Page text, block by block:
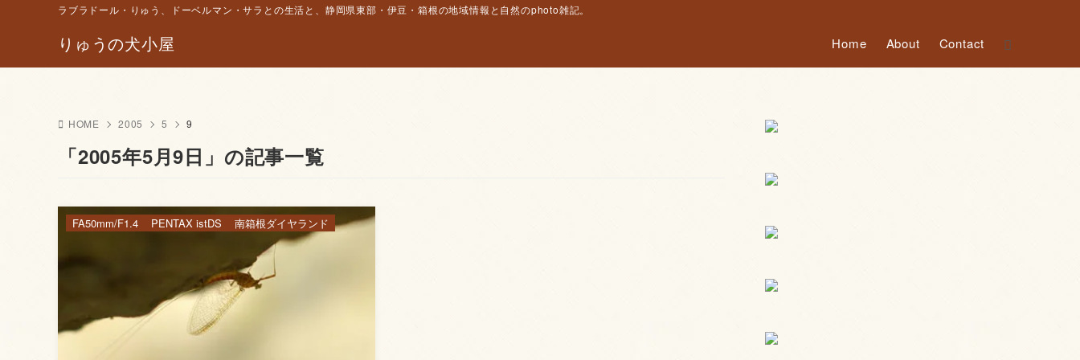
りゅうの犬小屋
ラブラドール・りゅう、ドーベルマン・サラとの生活と、静岡県東部・伊豆・箱根の地域情報と自然のphoto雑記。
Home About Contact
HOME 2005 5 9
「2005年5月9日」の記事一覧
FA50mm/F1.4 PENTAX istDS 南箱根ダイヤランド